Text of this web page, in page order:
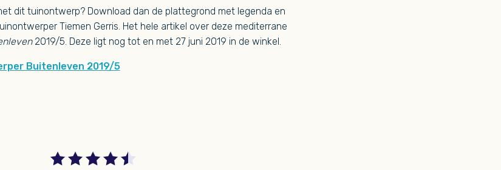
dit tuinontwerp? Download dan de plattegrond met legenda en
Tiemen Gerris. Het hele artikel over deze mediterrane
2019/5. Deze ligt nog tot en met 27 juni 2019 in de winkel.
Buitenleven 2019/5